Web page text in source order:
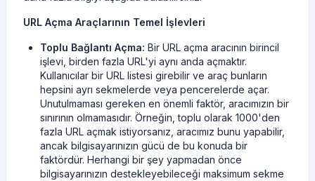
URL Açma Araçlarının Temel İşlevleri
Toplu Bağlantı Açma: Bir URL açma aracının birincil
işlevi, birden fazla URL'yi aynı anda açmaktır.
Kullanıcılar bir URL listesi girebilir ve araç bunların
hepsini ayrı sekmelerde veya pencerelerde açar.
Unutulmaması gereken en önemli faktör, aracımızın bir
sınırının olmamasıdır. Örneğin, toplu olarak 1000'den
fazla URL açmak istiyorsanız, aracımız bunu yapabilir,
ancak bilgisayarınızın gücü de bu konuda bir
faktördür. Herhangi bir şey yapmadan önce
bilgisayarınızın destekleyebileceği maksimum sekme